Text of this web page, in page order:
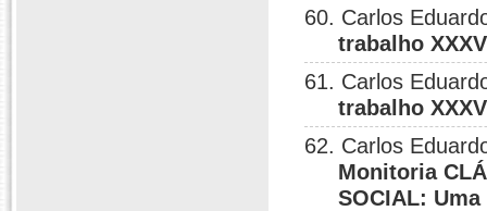
60. Carlos
trabalho
61. Carlos
trabalho
62. Carlos
Monitoria
SOCIAL: